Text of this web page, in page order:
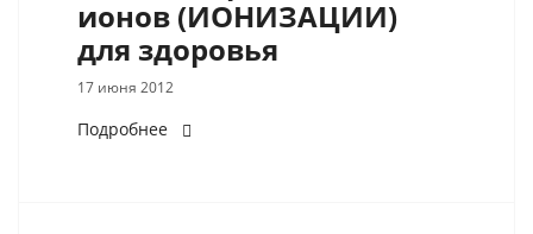
ионов (ИОНИЗАЦИИ)
для здоровья
17 июня 2012
Подробнее